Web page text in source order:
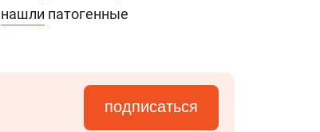
нашли патогенные
подписаться